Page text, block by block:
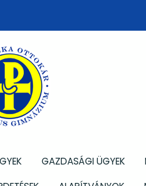
GAZDASÁGI ÜGYEK